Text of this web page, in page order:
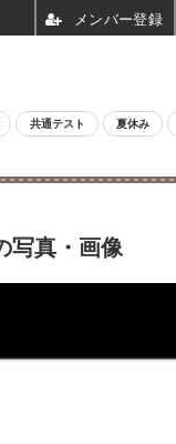
共通テスト 夏休み
写真・画像